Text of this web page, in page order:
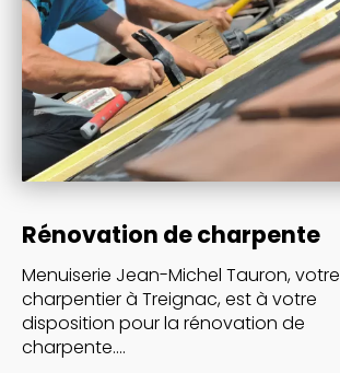
Rénovation de charpente
Menuiserie Jean-Michel Tauron, votre
charpentier à Treignac, est à votre
disposition pour la rénovation de
charpente....